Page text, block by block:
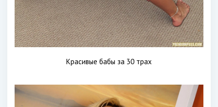
Красивые бабы за 30 трах